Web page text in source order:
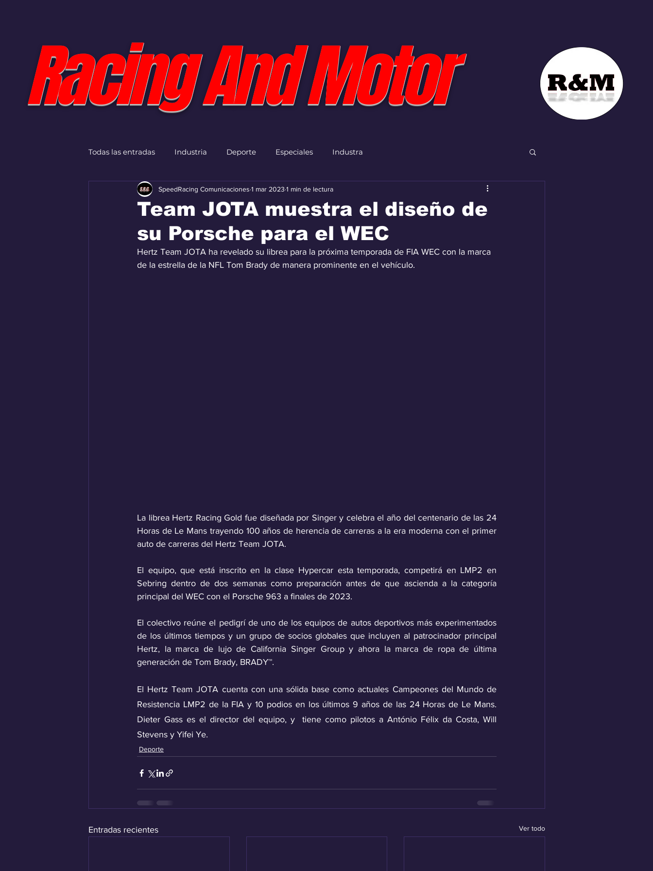
Racing And Motor
Todas las entradas Industria Deporte Especiales Industra
Team JOTA muestra el diseño de
su Porsche para el WEC
SpeedRacing Comunicaciones 1 mar 2023 1 min de lectura
Hertz Team JOTA ha revelado su librea para la próxima temporada de FIA WEC con la marca
de la estrella de la NFL Tom Brady de manera prominente en el vehículo.
La librea Hertz Racing Gold fue diseñada por Singer y celebra el año del centenario de las 24
Horas de Le Mans trayendo 100 años de herencia de carreras a la era moderna con el primer
auto de carreras del Hertz Team JOTA.
El equipo, que está inscrito en la clase Hypercar esta temporada, competirá en LMP2 en
Sebring dentro de dos semanas como preparación antes de que ascienda a la categoría
principal del WEC con el Porsche 963 a finales de 2023.
El colectivo reúne el pedigrí de uno de los equipos de autos deportivos más experimentados
de los últimos tiempos y un grupo de socios globales que incluyen al patrocinador principal
Hertz, la marca de lujo de California Singer Group y ahora la marca de ropa de última
generación de Tom Brady, BRADY™.
El Hertz Team JOTA cuenta con una sólida base como actuales Campeones del Mundo de
Resistencia LMP2 de la FIA y 10 podios en los últimos 9 años de las 24 Horas de Le Mans.
Dieter Gass es el director del equipo, y  tiene como pilotos a António Félix da Costa, Will
Stevens y Yifei Ye.
Deporte
Entradas recientes Ver todo